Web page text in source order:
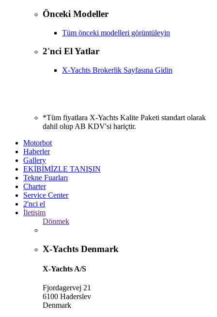
Önceki Modeller
Tüm önceki modelleri görüntüleyin
2'nci El Yatlar
X-Yachts Brokerlik Sayfasına Gidin
*Tüm fiyatlara X-Yachts Kalite Paketi standart olarak
dahil olup AB KDV'si hariçtir.
Motorbot
Haberler
Gallery
EKİBİMİZLE TANIŞIN
Tekne Fuarları
Charter
Service Center
2'nci el
İletişim
Dönmek
X-Yachts Denmark
X-Yachts A/S
Fjordagervej 21
6100 Haderslev
Denmark